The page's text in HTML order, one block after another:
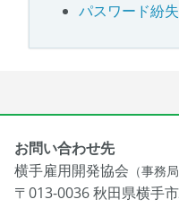
パスワード紛失
お問い合わせ先
横手雇用開発協会 （事務
〒013-0036 秋田県横手